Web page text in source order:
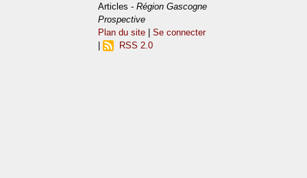
Articles -Région Gascogne
Prospective
Plan du site |Se connecter
RSS 2.0